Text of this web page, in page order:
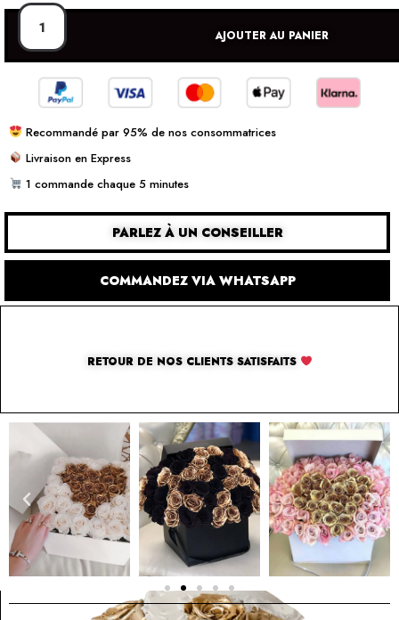
AJOUTER AU PANIER
Recommandé par 95% de nos consommatrices
Livraison en Express
1 commande chaque 5 minutes
PARLEZ À UN CONSEILLER
COMMANDEZ VIA WHATSAPP
RETOUR DE NOS CLIENTS SATISFAITS